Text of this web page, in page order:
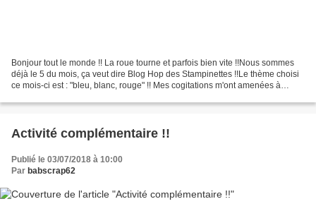
Bonjour tout le monde !! La roue tourne et parfois bien vite !!Nous sommes
déjà le 5 du mois, ça veut dire Blog Hop des Stampinettes !!Le thème choisi
ce mois-ci est : "bleu, blanc, rouge" !! Mes cogitations m'ont amenées à
Activité complémentaire !!
Publié le 03/07/2018 à 10:00
Par babscrap62